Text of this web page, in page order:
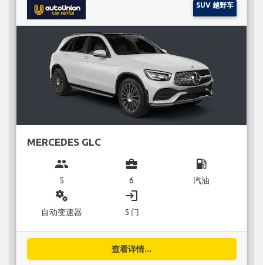
SUV 越野车
MERCEDES GLC
group
5
business_center
6
local_gas_station
汽油
miscellaneous_services
自动变速器
login
5 门
查看详情...